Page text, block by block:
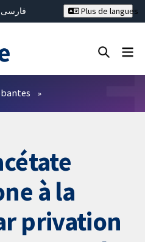
فارسی
文
Plus de langues
à la
privation